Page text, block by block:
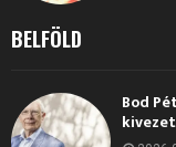
BELFÖLD
Bod